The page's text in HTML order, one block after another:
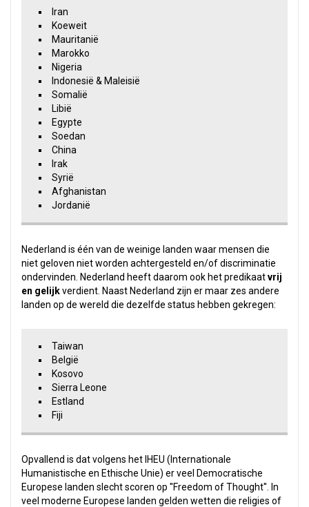
Iran
Koeweit
Mauritanië
Marokko
Nigeria
Indonesië & Maleisië
Somalië
Libië
Egypte
Soedan
China
Irak
Syrië
Afghanistan
Jordanië
Nederland is één van de weinige landen waar mensen die
niet geloven niet worden achtergesteld en/of discriminatie
ondervinden. Nederland heeft daarom ook het predikaatvrij
en gelijkverdient. Naast Nederland zijn er maar zes andere
landen op de wereld die dezelfde status hebben gekregen:
Taiwan
België
Kosovo
Sierra Leone
Estland
Fiji
Opvallend is dat volgens het IHEU (Internationale
Humanistische en Ethische Unie) er veel Democratische
Europese landen slecht scoren op ''Freedom of Thought''. In
veel moderne Europese landen gelden wetten die religies of